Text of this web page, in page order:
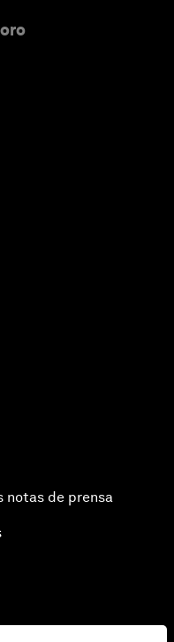
notas de prensa